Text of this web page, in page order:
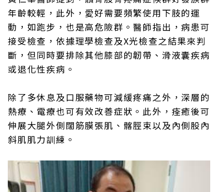
年齡較輕，此外，愛好需要頻繁使用下肢的運
動，如跑步，也是高危險群。醫師指出，病患可
接受檢查，依據理學檢查及X光檢查之結果來判
斷，但同時要排除其他膝部的韌帶、滑液囊疾病
或退化性疾病。
除了多休息及口服藥物可減緩疼痛之外，深層的
熱療、電療也可有效改善症狀。此外，痊癒後可
伸展大腿外側闊筋膜張肌、髂脛束以及內側股內
斜肌肌力訓練。